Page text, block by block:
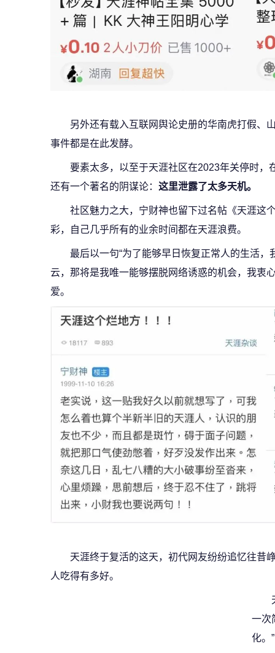
另外还有载入互联网舆论史册的华南虎打假、
事件都是在此发酵。
要素太多，以至于天涯社区在2023年关停时，
还有一个著名的阴谋论： 这里泄露了太多天机。
社区魅力之大，宁财神也留下过名帖《天涯这
彩，自己几乎所有的业余时间都在天涯浪费。
最后以一句“为了能够早日恢复正常人的生活
云，那将是我唯一能够摆脱网络诱惑的机会，我衷
爱。
天涯终于复活的这天，初代网友纷纷追忆往昔
人吃得有多好。
一次
化。”